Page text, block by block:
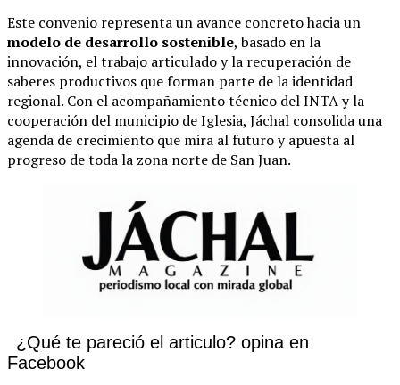
Este convenio representa un avance concreto hacia un
modelo de desarrollo sostenible, basado en la
innovación, el trabajo articulado y la recuperación de
saberes productivos que forman parte de la identidad
regional. Con el acompañamiento técnico del INTA y la
cooperación del municipio de Iglesia, Jáchal consolida una
agenda de crecimiento que mira al futuro y apuesta al
progreso de toda la zona norte de San Juan.
¿Qué te pareció el articulo? opina en
Facebook